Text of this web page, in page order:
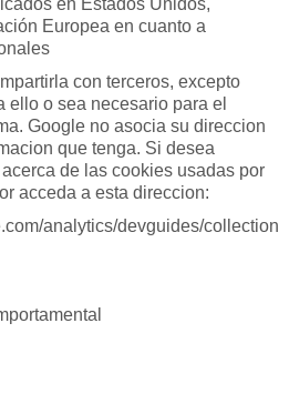
en Estados Unidos,
Europea en cuanto a
con terceros, excepto
o sea necesario para el
Google no asocia su direccion
que tenga. Si desea
de las cookies usadas por
acceda a esta direccion:
analytics/devguides/